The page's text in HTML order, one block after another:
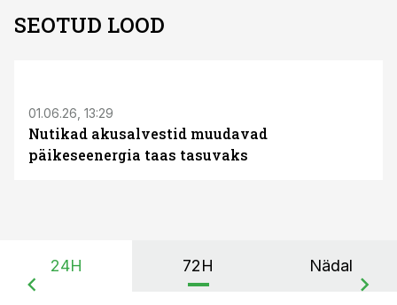
SEOTUD LOOD
01.06.26, 13:29
Nutikad akusalvestid muudavad
päikeseenergia taas tasuvaks
24H 72H Nädal